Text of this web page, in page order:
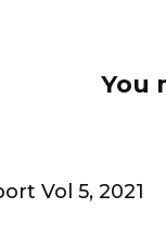
You
Vol 5, 2021